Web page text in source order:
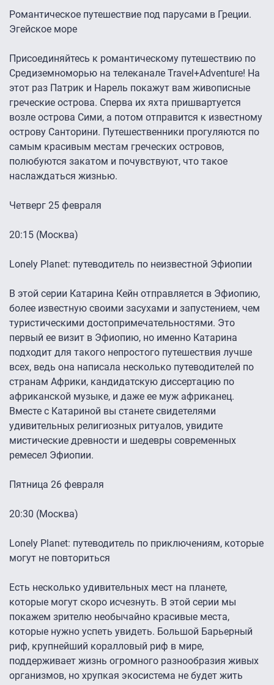
Романтическое путешествие под парусами в Греции.
Эгейское море
Присоединяйтесь к романтическому путешествию по
Средиземноморью на телеканале Travel+Adventure! На
этот раз Патрик и Нарель покажут вам живописные
греческие острова. Сперва их яхта пришвартуется
возле острова Сими, а потом отправится к известному
острову Санторини. Путешественники прогуляются по
самым красивым местам греческих островов,
полюбуются закатом и почувствуют, что такое
наслаждаться жизнью.
Четверг 25 февраля
20:15 (Москва)
Lonely Planet: путеводитель по неизвестной Эфиопии
В этой серии Катарина Кейн отправляется в Эфиопию,
более известную своими засухами и запустением, чем
туристическими достопримечательностями. Это
первый ее визит в Эфиопию, но именно Катарина
подходит для такого непростого путешествия лучше
всех, ведь она написала несколько путеводителей по
странам Африки, кандидатскую диссертацию по
африканской музыке, и даже ее муж африканец.
Вместе с Катариной вы станете свидетелями
удивительных религиозных ритуалов, увидите
мистические древности и шедевры современных
ремесел Эфиопии.
Пятница 26 февраля
20:30 (Москва)
Lonely Planet: путеводитель по приключениям, которые
могут не повториться
Есть несколько удивительных мест на планете,
которые могут скоро исчезнуть. В этой серии мы
покажем зрителю необычайно красивые места,
которые нужно успеть увидеть. Большой Барьерный
риф, крупнейший коралловый риф в мире,
поддерживает жизнь огромного разнообразия живых
организмов, но хрупкая экосистема не будет жить